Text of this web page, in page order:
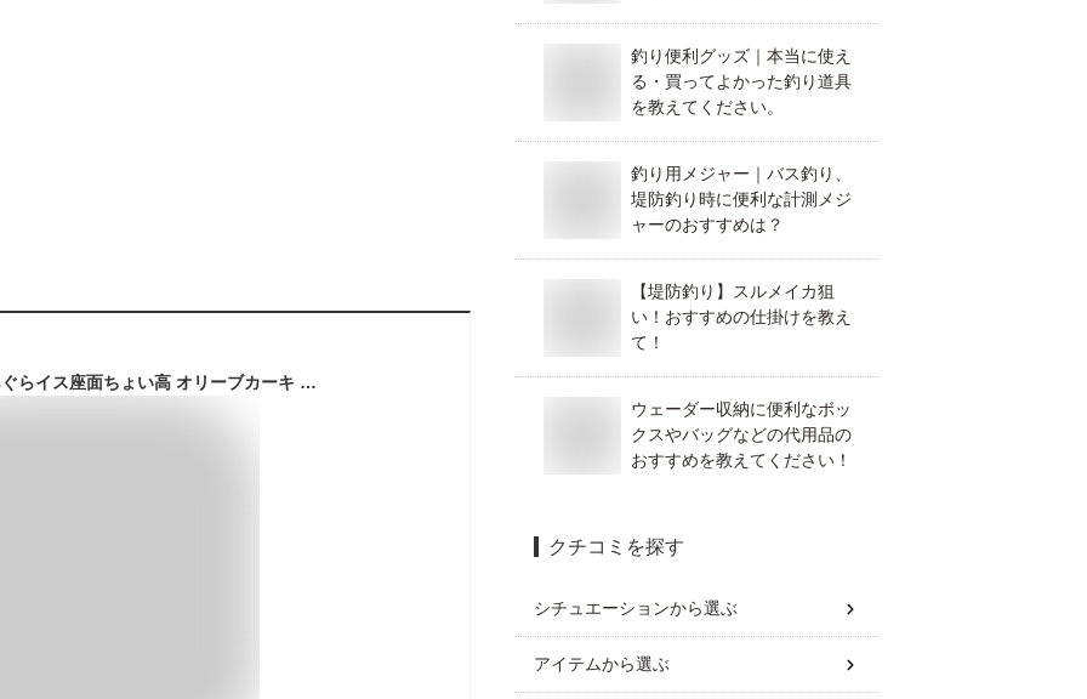
プロックス(PROX) あぐらイス座面ちょい高 オリーブカーキ PX7882HOK
釣り便利グッズ｜本当に使え
る・買ってよかった釣り道具
を教えてください。
釣り用メジャー｜バス釣り、
堤防釣り時に便利な計測メジ
ャーのおすすめは？
【堤防釣り】スルメイカ狙
い！おすすめの仕掛けを教え
て！
ウェーダー収納に便利なボッ
クスやバッグなどの代用品の
おすすめを教えてください！
クチコミを探す
シチュエーションから選ぶ
アイテムから選ぶ